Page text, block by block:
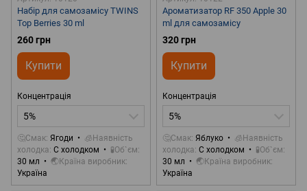
Набір для самозамісу TWINS
Top Berries 30 ml
260 грн
Купити
Концентрація
5%
🤔Смак Ягоди
🧊Наявність
холодка С холодком
🧪Об`єм
30 мл
🌏Країна виробник
Україна
Ароматизатор RF 350 Apple 30
ml для самозамісу
320 грн
Купити
Концентрація
5%
🤔Смак Яблуко
🧊Наявність
холодка С холодком
🧪Об`єм
30 мл
🌏Країна виробник
Україна